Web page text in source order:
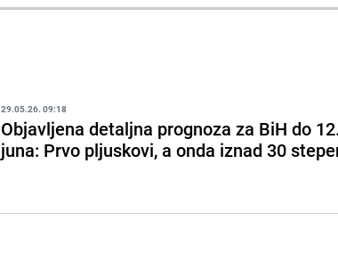
29.05.26. 09:18
Objavljena detaljna prognoza za BiH do 12.
juna: Prvo pljuskovi, a onda iznad 30